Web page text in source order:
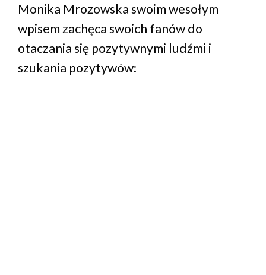
Monika Mrozowska swoim wesołym
wpisem zachęca swoich fanów do
otaczania się pozytywnymi ludźmi i
szukania pozytywów: